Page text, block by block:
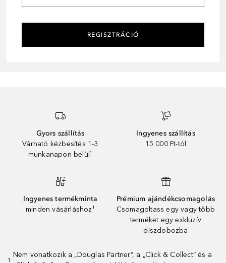
REGISZTRÁCIÓ
Gyors szállítás
Várható kézbesítés 1-3
munkanapon belül¹
Ingyenes szállítás
15 000 Ft-tól
Ingyenes termékminta
minden vásárláshoz¹
Prémium ajándékcsomagolás
Csomagoltass egy vagy több
terméket egy exkluzív
díszdobozba
1
Nem vonatkozik a „Douglas Partner”, a „Click & Collect” és a